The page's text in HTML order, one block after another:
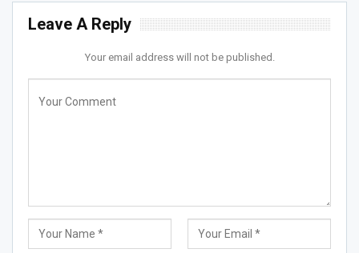
Leave A Reply
Your email address will not be published.